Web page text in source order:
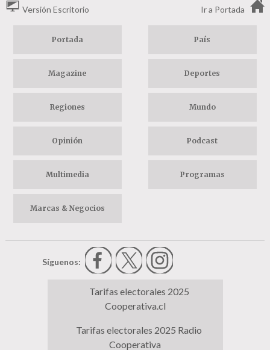
Versión Escritorio Ir a Portada
Portada País
Magazine Deportes
Regiones Mundo
Opinión Podcast
Multimedia Programas
Marcas & Negocios
Síguenos:
Tarifas electorales 2025
Cooperativa.cl
Tarifas electorales 2025 Radio
Cooperativa